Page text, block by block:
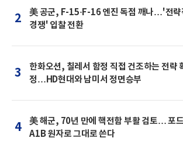
2
美 공군, F-15·F-16 엔진 독점 깨나…'전략
경쟁' 입찰 전환
3
한화오션, 칠레서 함정 직접 건조하는 전략
정…HD현대와 남미서 정면승부
4
美 해군, 70년 만에 핵전함 부활 검토… 포
A1B 원자로 그대로 쓴다